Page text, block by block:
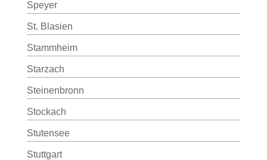
Speyer
St. Blasien
Stammheim
Starzach
Steinenbronn
Stockach
Stutensee
Stuttgart